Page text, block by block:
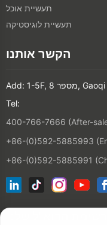
תעשיית אוכל
תעשיית לוגיסטיקה
הקשר אותנו
Tel:
400-766-7666 (After-
+86-(0)592-5885993
+86-(0)592-5885991